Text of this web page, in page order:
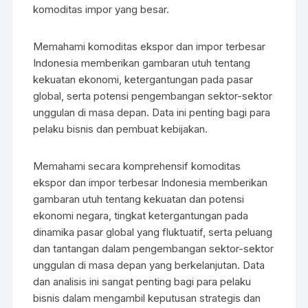
komoditas impor yang besar.
Memahami komoditas ekspor dan impor terbesar
Indonesia memberikan gambaran utuh tentang
kekuatan ekonomi, ketergantungan pada pasar
global, serta potensi pengembangan sektor-sektor
unggulan di masa depan. Data ini penting bagi para
pelaku bisnis dan pembuat kebijakan.
Memahami secara komprehensif komoditas
ekspor dan impor terbesar Indonesia memberikan
gambaran utuh tentang kekuatan dan potensi
ekonomi negara, tingkat ketergantungan pada
dinamika pasar global yang fluktuatif, serta peluang
dan tantangan dalam pengembangan sektor-sektor
unggulan di masa depan yang berkelanjutan. Data
dan analisis ini sangat penting bagi para pelaku
bisnis dalam mengambil keputusan strategis dan